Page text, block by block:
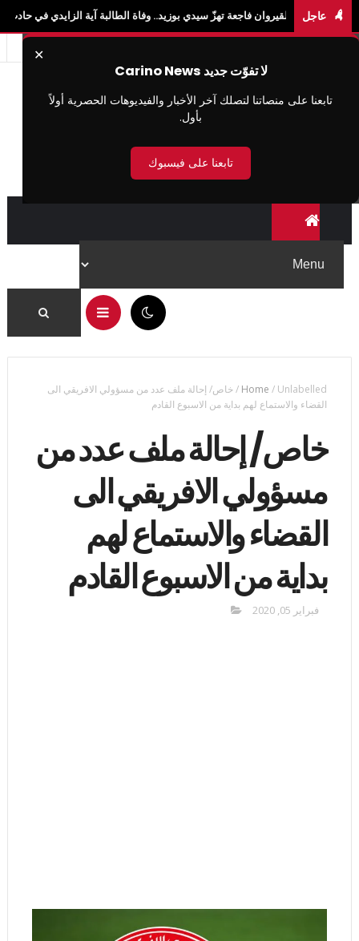
عاجل
فاجعة تهزّ سيدي بوزيد.. وفاة الطالبة آية الزايدي في حادث "لواج" بالقيروان
✕
لا تفوّت جديد Carino News
تابعنا على منصاتنا لتصلك آخر الأخبار والفيديوهات الحصرية أولاً
بأول.
تابعنا على فيسبوك
Home / Unlabelled
/خاص/ إحالة ملف عدد من مسؤولي الافريقي الى
القضاء والاستماع لهم بداية من الاسبوع القادم
خاص/ إحالة ملف عدد من
مسؤولي الافريقي الى
القضاء والاستماع لهم
بداية من الاسبوع القادم
فبراير 05, 2020